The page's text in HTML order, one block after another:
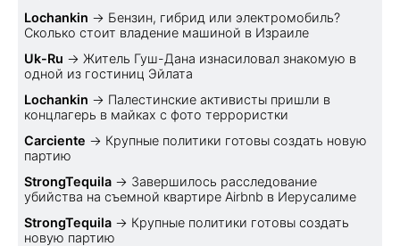
Lochankin → Бензин, гибрид или электромобиль?
Cколько стоит владение машиной в Израиле
Uk-Ru → Житель Гуш-Дана изнасиловал знакомую в
одной из гостиниц Эйлата
Lochankin → Палестинские активисты пришли в
концлагерь в майках с фото террористки
Carciente → Крупные политики готовы создать новую
партию
StrongTequila → Завершилось расследование
убийства на съемной квартире Airbnb в Иерусалиме
StrongTequila → Крупные политики готовы создать
новую партию